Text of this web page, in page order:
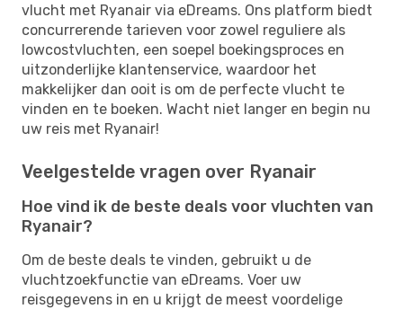
vlucht met Ryanair via eDreams. Ons platform biedt
concurrerende tarieven voor zowel reguliere als
lowcostvluchten, een soepel boekingsproces en
uitzonderlijke klantenservice, waardoor het
makkelijker dan ooit is om de perfecte vlucht te
vinden en te boeken. Wacht niet langer en begin nu
uw reis met Ryanair!
Veelgestelde vragen over Ryanair
Hoe vind ik de beste deals voor vluchten van
Ryanair?
Om de beste deals te vinden, gebruikt u de
vluchtzoekfunctie van eDreams. Voer uw
reisgegevens in en u krijgt de meest voordelige